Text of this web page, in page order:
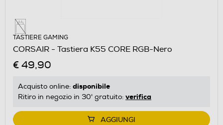
TASTIERE GAMING
CORSAIR - Tastiera K55 CORE RGB-Nero
€ 49,90
Acquisto online: disponibile
Ritiro in negozio in 30' gratuito: verifica
AGGIUNGI